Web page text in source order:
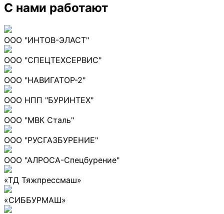
С нами работают
ООО "ИНТОВ-ЭЛАСТ"
ООО "СПЕЦТЕХСЕРВИС"
ООО "НАВИГАТОР-2"
ООО НПП "БУРИНТЕХ"
ООО "МВК Сталь"
ООО "РУСГАЗБУРЕНИЕ"
ООО "АЛРОСА-Спецбурение"
«ТД Тяжпрессмаш»
«СИББУРМАШ»